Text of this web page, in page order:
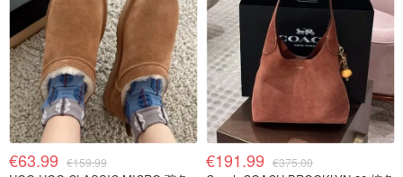
€63.99 €159.99 €191.99 €375.00